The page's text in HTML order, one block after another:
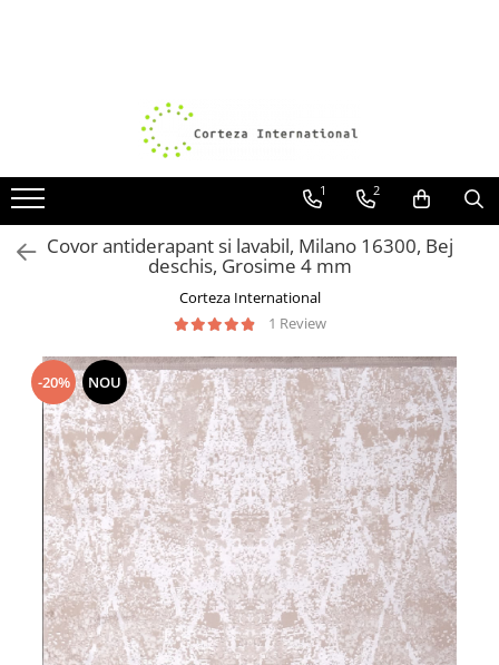
Covoare Moderne
Covoare Antiderapante si lavabile
Covoare Living
Covoare Bucatarie
Covoare Dormitor
Covoare Pufoase
Traverse antiderapante
1 2
Covor antiderapant si lavabil, Milano 16300, Bej
deschis, Grosime 4 mm
Corteza International
1 Review
-20% NOU